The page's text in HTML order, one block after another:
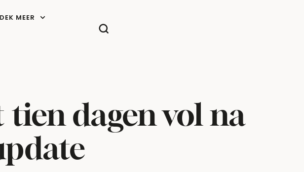
MEER
dagen vol na